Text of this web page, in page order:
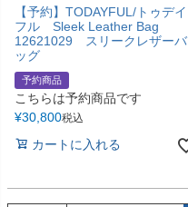
【予約】TODAYFUL/トゥデイ
フル Sleek Leather Bag
12621029 スリークレザーバ
ッグ
予約商品
こちらは予約商品です
¥30,800税込
カートに入れる